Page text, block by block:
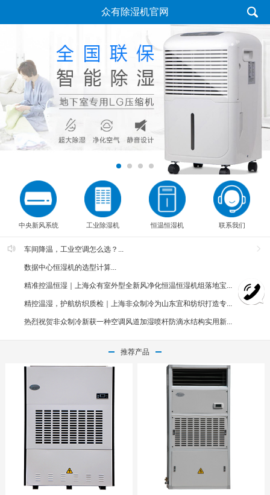
众有除湿机官网
中央新风系统 工业除湿机 恒温恒湿机 联系我们
车间降温，工业空调怎么选？...
数据中心恒湿机的选型计算...
精准控温恒湿｜上海众有室外型全新风净化恒温恒湿机组落地宝...
精控温湿，护航纺织质检｜上海非众制冷为山东宜和纺织打造专...
热烈祝贺非众制冷新获一种空调风道加湿喷杆防滴水结构实用新...
推荐产品